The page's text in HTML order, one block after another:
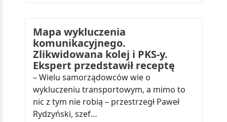
Mapa wykluczenia
komunikacyjnego.
Zlikwidowana kolej i PKS-y.
Ekspert przedstawił receptę
– Wielu samorządowców wie o
wykluczeniu transportowym, a mimo to
nic z tym nie robią – przestrzegł Paweł
Rydzyński, szef…